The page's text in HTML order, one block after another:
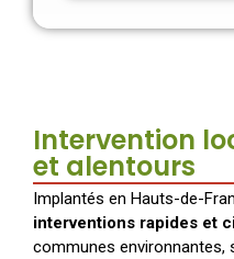
Intervention
et alentours
Implantés en Hauts-de-
interventions rapides et
communes environnantes,